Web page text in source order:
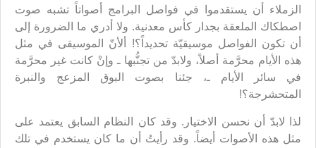
الزملاء أن يستقدموا في فواصل البرامج أصواتاً تشبه صوت
اصطكاك الملعقة بجدار كأس معدنية. ولا أدري ما الضرورة إلى
أن تكون الفواصل موسيقيّة تحديداً؟! ألأنّ الموسيقى في مثل
هذه الأيام محرَّمة أصلاً، ولابدّ من تجنُّبها ـ وإنْ كانت غير محرَّمة
في سائر الأيام ـ، جئنا بصوت البوق المزعج والنبرة
المتحشرجة؟!
لذا لابدّ أن نحسن الاختيار. وقد كان النظام السابق يعتمد على
مثل هذه الأصوات أيضاً. وقد رأيتُ أن ما كان يستخدم في تلك